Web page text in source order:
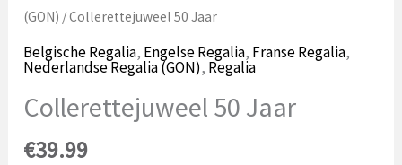
(GON) / Collerettejuweel 50 Jaar
Belgische Regalia, Engelse Regalia, Franse Regalia,
Nederlandse Regalia (GON), Regalia
Collerettejuweel 50 Jaar
€39.99